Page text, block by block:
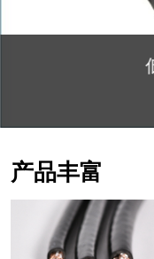
产品丰富